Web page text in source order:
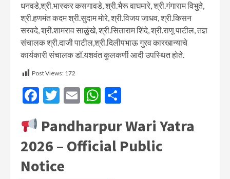
धनवडे,श्री.भास्कर कसगावडे, श्री.भैरू वाघमारे, श्री.गंगाराम विभुते,
श्री.हणमंत कदम श्री.सुदाम मोरे, श्री.विजय जाधव, श्री.किसन
सरवदे, श्री.शामराव साळुंखे, श्री.सिताराम शिंदे, श्री.राणू पाटील, तज्ञ
संचालक श्री.दाजी पाटील,श्री.दिलीपभाऊ गुरव कारखान्याचे
कार्यकारी संचालक डॉ.यशवंत कुलकर्णी आदी उपस्थित होते.
Post Views: 172
Facebook
Twitter
EmailWhatsApp
Pandharpur Wari Yatra
2026 – Official Public
Notice